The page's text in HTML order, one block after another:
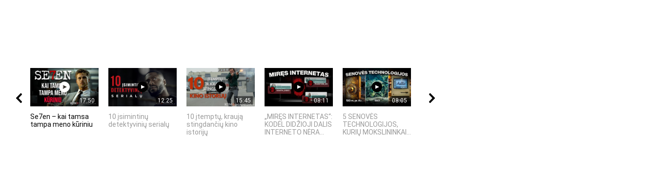
17:50
Se7en – kai tamsa
tampa meno kūriniu
12:25
10 įsimintinų
detektyvinių serialų
15:45
10 įtemptų, kraują
stingdančių kino
istorijų
08:11
„MIRĘS INTERNETAS“:
KODĖL DIDŽIOJI DALIS
INTERNETO NĖRA...
08:05
5 SENOVĖS
TECHNOLOGIJOS,
KURIŲ MOKSLININKAI...